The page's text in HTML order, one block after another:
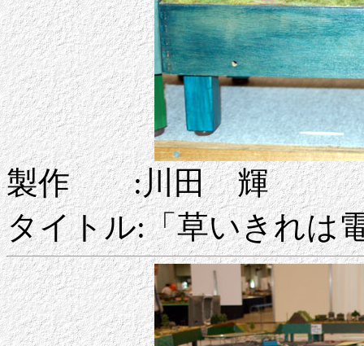
製作 :川田 輝
タイトル:「草いきれは